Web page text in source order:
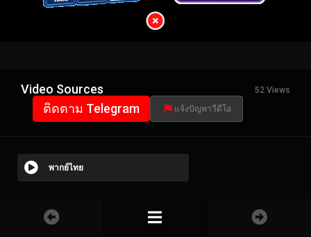
Video Sources 52 Views
ติดตาม Telegram แจ้งปัญหาวีดีโอ
พากย์ไทย